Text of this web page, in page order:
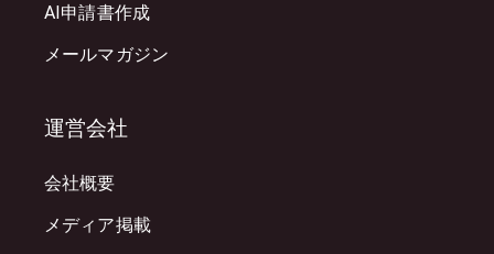
AI申請書作成
メールマガジン
運営会社
会社概要
メディア掲載